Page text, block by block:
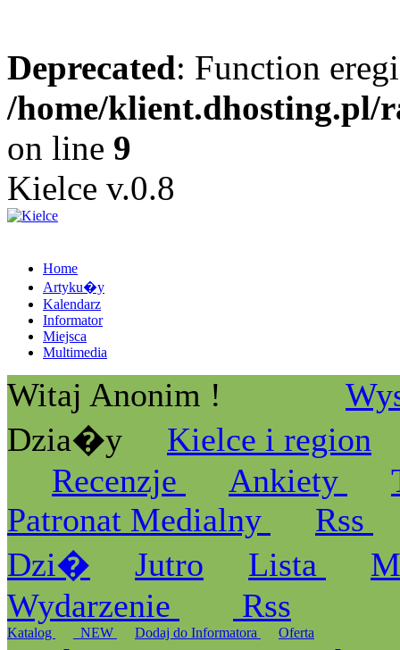
Deprecated: Function
/home/klient.dhosting.pl/
on line 9
Kielce v.0.8
Home
Artyku�y
Kalendarz
Informator
Miejsca
Multimedia
Witaj Anonim !
Dzia�y
Kielce i region
Recenzje
Ankiety
Patronat Medialny
Rss
Dzi�
Jutro Lista
Wydarzenie
Rss
Katalog _NEW Dodaj do Informatora Oferta